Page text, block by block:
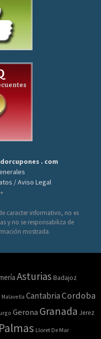
. com
/ Aviso Legal
caracter informativo, no es
y no se responsabiliza de
mostrada.
Asturias Badajoz
Cantabria Cordoba
Gerona Granada Jerez
Lloret De Mar